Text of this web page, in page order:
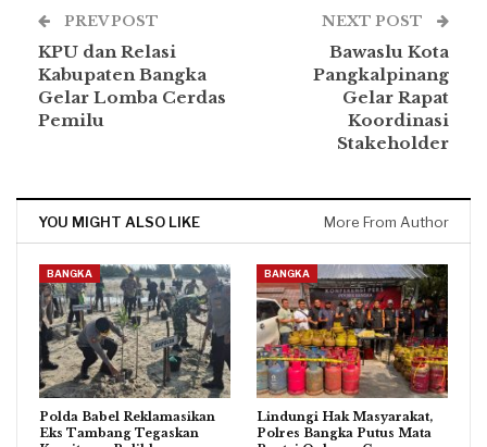
PREV POST
KPU dan Relasi
Kabupaten Bangka
Gelar Lomba Cerdas
Pemilu
NEXT POST
Bawaslu Kota
Pangkalpinang
Gelar Rapat
Koordinasi
Stakeholder
YOU MIGHT ALSO LIKE More From Author
BANGKA
Polda Babel Reklamasikan
Eks Tambang Tegaskan
BANGKA
Lindungi Hak Masyarakat,
Polres Bangka Putus Mata